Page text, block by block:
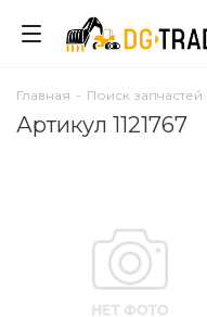
Главная - Поиск
Артикул 1121767